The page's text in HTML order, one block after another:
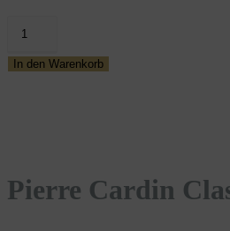
128,32 €83,41 €.
Classic
In den Warenkorb
Pierre Cardin